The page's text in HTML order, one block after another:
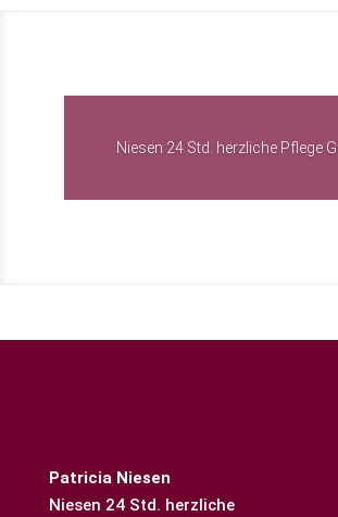
Niesen 24 Std. herzliche Pflege
Patricia Niesen
Niesen 24 Std. herzliche